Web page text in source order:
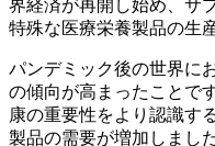
界経済が再開し始め、サ
特殊な医療栄養製品の生
パンデミック後の世界に
の傾向が高まったことで
康の重要性をより認識す
製品の需要が増加しまし